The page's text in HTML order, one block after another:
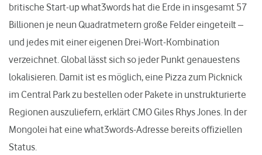
britische Start-up what3words hat die Erde in insgesamt 57
Billionen je neun Quadratmetern große Felder eingeteilt –
und jedes mit einer eigenen Drei-Wort-Kombination
verzeichnet. Global lässt sich so jeder Punkt genauestens
lokalisieren. Damit ist es möglich, eine Pizza zum Picknick
im Central Park zu bestellen oder Pakete in unstrukturierte
Regionen auszuliefern, erklärt CMO Giles Rhys Jones. In der
Mongolei hat eine what3words-Adresse bereits offiziellen
Status.